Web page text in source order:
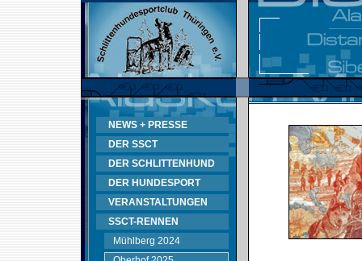
NEWS + PRESSE
DER SSCT
DER SCHLITTENHUND
DER HUNDESPORT
VERANSTALTUNGEN
SSCT-RENNEN
Mühlberg 2024